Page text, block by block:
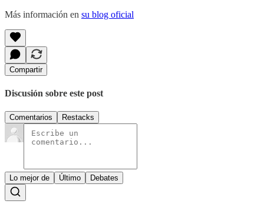
Más información en su blog oficial
Compartir
Discusión sobre este post
Comentarios Restacks
Lo mejor de Último Debates